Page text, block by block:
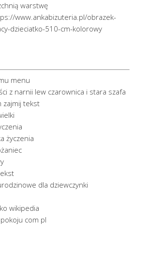
warstwę
www.ankabizuteria.pl/obrazek-
dzieciatko-510-cm-kolorowy
menu
z narnii lew czarownica i stara szafa
zajmij tekst
życzenia
dla dziewczynki
wikipedia
com pl